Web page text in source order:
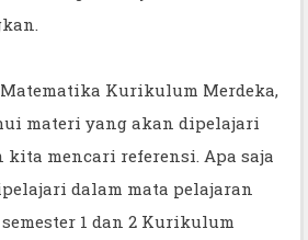
Kurikulum Merdeka,
materi yang akan dipelajari
mencari referensi. Apa saja
dalam mata pelajaran
1 dan 2 Kurikulum